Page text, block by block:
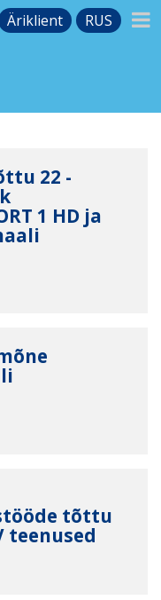
Äriklient RUS
22 -
1 HD ja
tõttu
teenused